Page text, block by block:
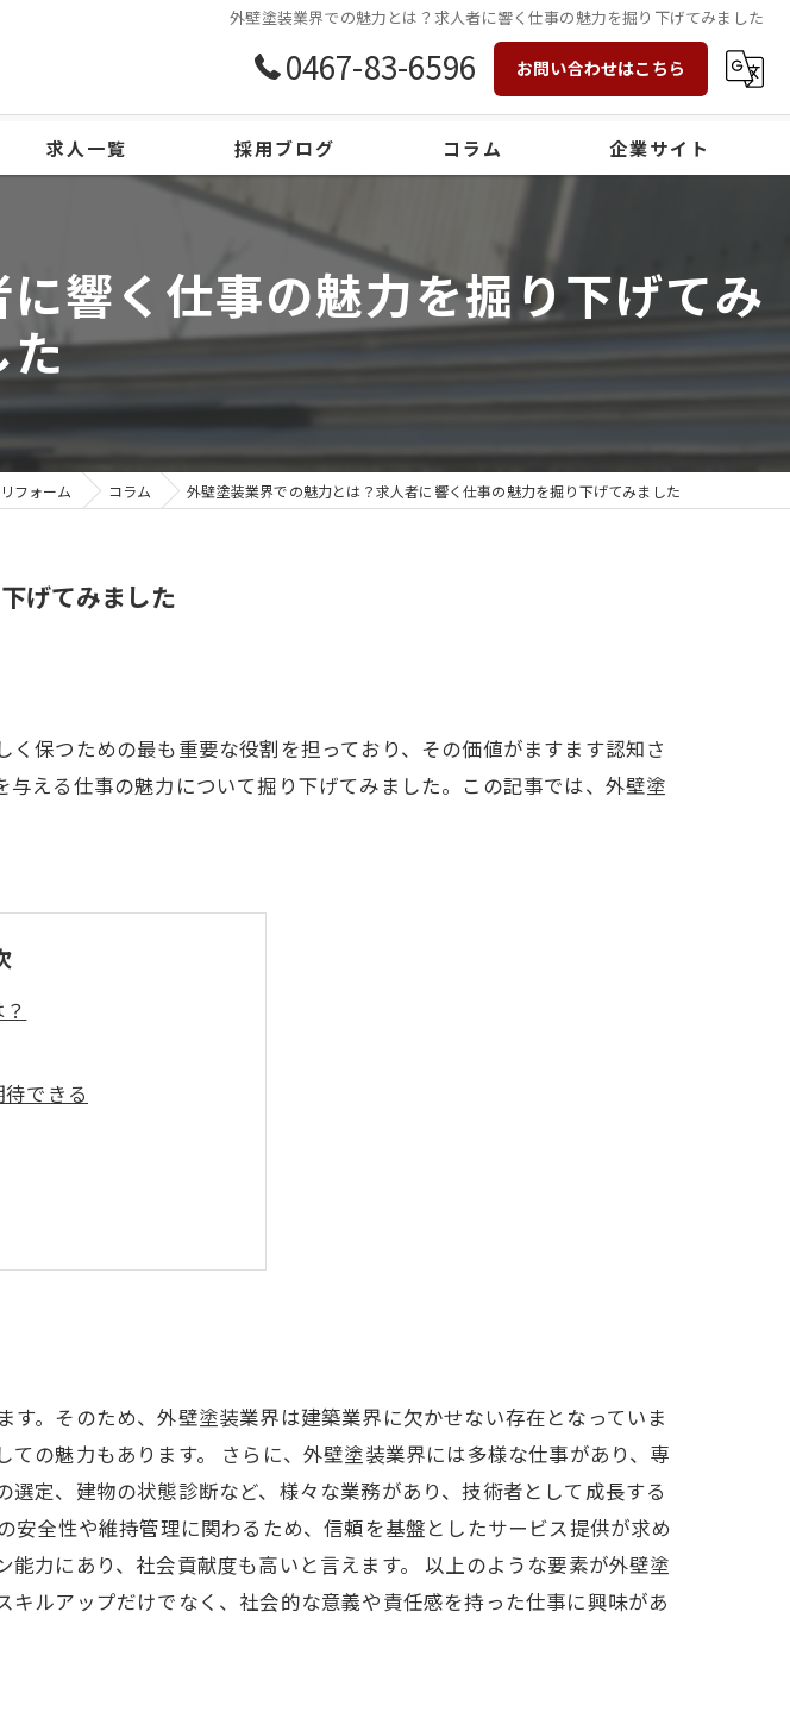
外壁塗装業界での魅力とは？求人者に響く仕事の魅力を掘り下げてみました
0467-83-6596 お問い合わせはこちら
求人一覧 採用ブログ コラム 企業サイト
響く仕事の魅力を掘り下げてみ
た
フォーム コラム 外壁塗装業界での魅力とは？求人者に響く仕事の魅力を掘り下げてみました
げてみました
保つための最も重要な役割を担っており、その価値がますます認知さ
える仕事の魅力について掘り下げてみました。この記事では、外壁塗
できる
。そのため、外壁塗装業界は建築業界に欠かせない存在となっていま
の魅力もあります。 さらに、外壁塗装業界には多様な仕事があり、専
定、建物の状態診断など、様々な業務があり、技術者として成長する
全性や維持管理に関わるため、信頼を基盤としたサービス提供が求め
力にあり、社会貢献度も高いと言えます。 以上のような要素が外壁塗
ルアップだけでなく、社会的な意義や責任感を持った仕事に興味があ